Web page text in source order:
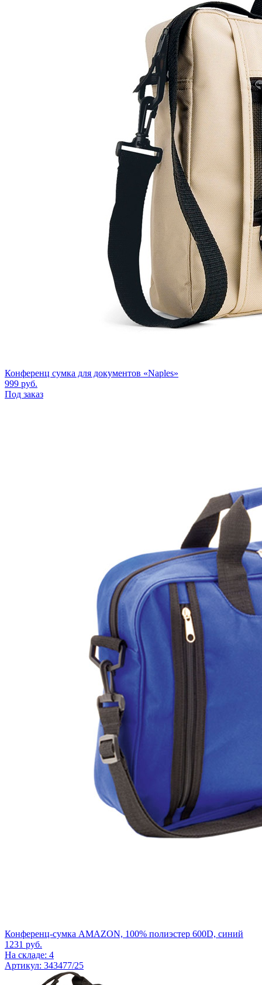
Конференц сумка для документов «Naples»
999 руб.
Под заказ
Конференц-сумка AMAZON, 100% полиэстер 600D, синий
1231 руб.
На складе: 4
Артикул: 343477/25